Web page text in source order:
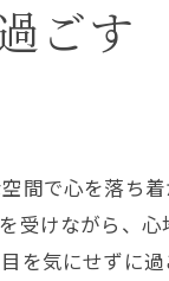
ごす
間で心を落ち着
受けながら、
を気にせずに